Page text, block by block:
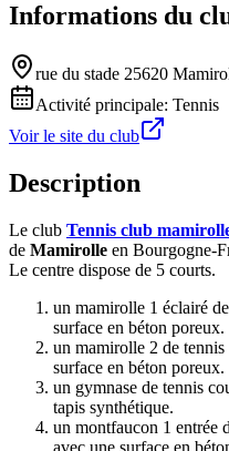
Informations du
rue du stade 25620
Activité principale: Tennis
Voir le site du club
Description
Le club Tennis club
de Mamirolle en Bourgogne-
Le centre dispose de 5 courts.
un mamirolle 1 éclairé
surface en béton poreux.
un mamirolle 2 de
surface en béton poreux.
un gymnase de tennis
tapis synthétique.
un montfaucon 1 entrée
avec une surface en